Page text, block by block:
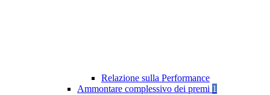
Relazione sulla Performance
Ammontare complessivo dei premi 1